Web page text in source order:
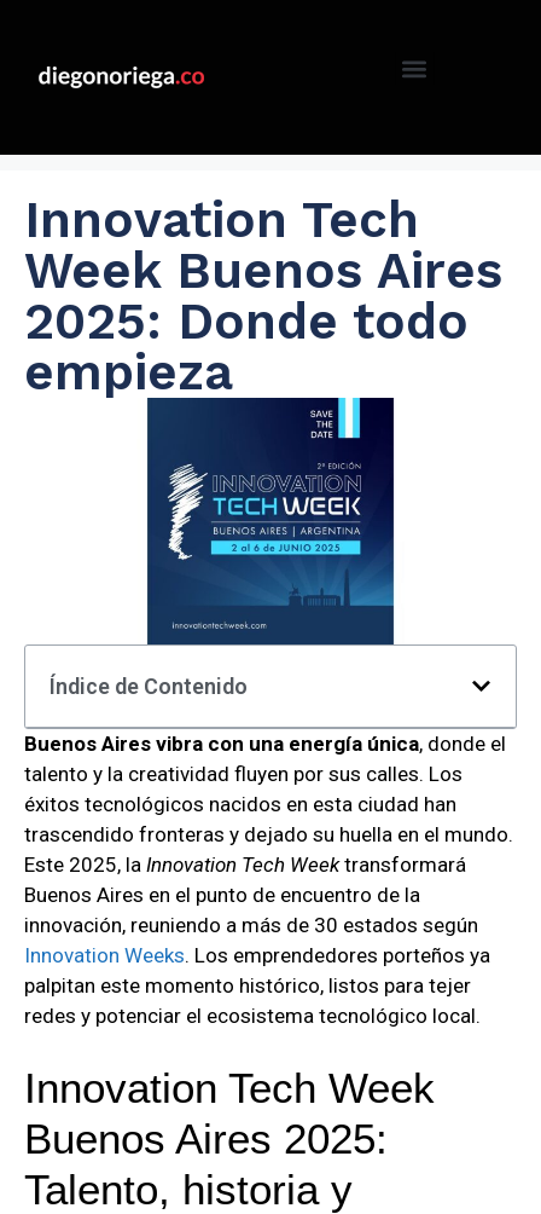
Innovation Tech
Week Buenos Aires
2025: Donde todo
empieza
Índice de Contenido
Buenos Aires vibra con una energía única, donde el
talento y la creatividad fluyen por sus calles. Los
éxitos tecnológicos nacidos en esta ciudad han
trascendido fronteras y dejado su huella en el mundo.
Este 2025, la Innovation Tech Weektransformará
Buenos Aires en el punto de encuentro de la
innovación, reuniendo a más de 30 estados según
Innovation Weeks. Los emprendedores porteños ya
palpitan este momento histórico, listos para tejer
redes y potenciar el ecosistema tecnológico local.
Innovation Tech Week
Buenos Aires 2025:
Talento, historia y